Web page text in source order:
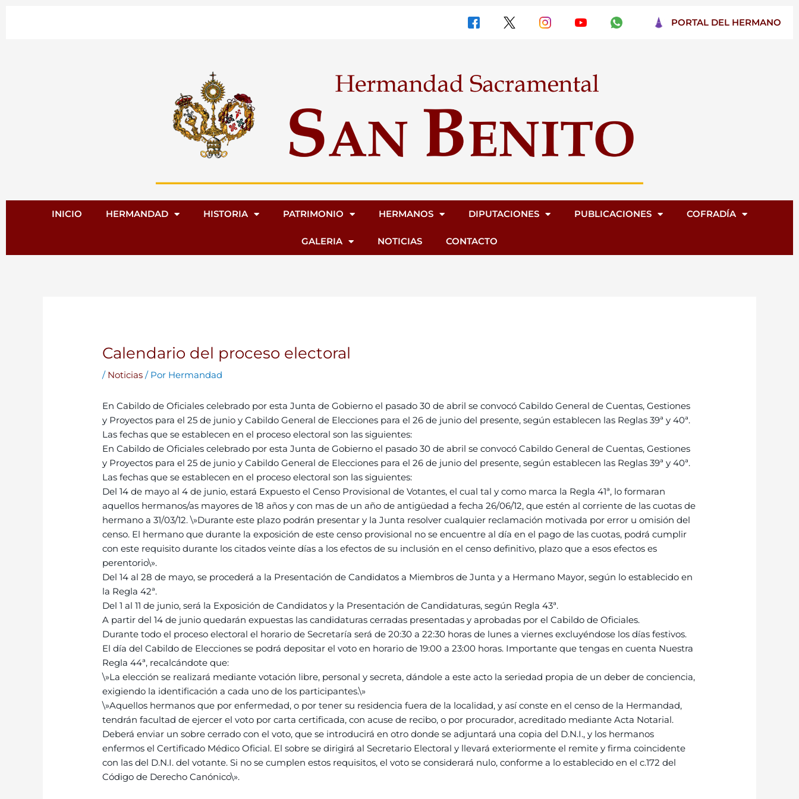
PORTAL DEL HERMANO
INICIO HERMANDAD HISTORIA PATRIMONIO HERMANOS DIPUTACIONES PUBLICACIONES COFRADÍA
GALERIA NOTICIAS CONTACTO
Calendario del proceso electoral
/ Noticias / Por Hermandad
En Cabildo de Oficiales celebrado por esta Junta de Gobierno el pasado 30 de abril se convocó Cabildo General de Cuentas, Gestiones
y Proyectos para el 25 de junio y Cabildo General de Elecciones para el 26 de junio del presente, según establecen las Reglas 39ª y 40ª.
Las fechas que se establecen en el proceso electoral son las siguientes:
En Cabildo de Oficiales celebrado por esta Junta de Gobierno el pasado 30 de abril se convocó Cabildo General de Cuentas, Gestiones
y Proyectos para el 25 de junio y Cabildo General de Elecciones para el 26 de junio del presente, según establecen las Reglas 39ª y 40ª.
Las fechas que se establecen en el proceso electoral son las siguientes:
Del 14 de mayo al 4 de junio, estará Expuesto el Censo Provisional de Votantes, el cual tal y como marca la Regla 41ª, lo formaran
aquellos hermanos/as mayores de 18 años y con mas de un año de antigüedad a fecha 26/06/12, que estén al corriente de las cuotas de
hermano a 31/03/12. \»Durante este plazo podrán presentar y la Junta resolver cualquier reclamación motivada por error u omisión del
censo. El hermano que durante la exposición de este censo provisional no se encuentre al día en el pago de las cuotas, podrá cumplir
con este requisito durante los citados veinte días a los efectos de su inclusión en el censo definitivo, plazo que a esos efectos es
perentorio\».
Del 14 al 28 de mayo, se procederá a la Presentación de Candidatos a Miembros de Junta y a Hermano Mayor, según lo establecido en
la Regla 42ª.
Del 1 al 11 de junio, será la Exposición de Candidatos y la Presentación de Candidaturas, según Regla 43ª.
A partir del 14 de junio quedarán expuestas las candidaturas cerradas presentadas y aprobadas por el Cabildo de Oficiales.
Durante todo el proceso electoral el horario de Secretaría será de 20:30 a 22:30 horas de lunes a viernes excluyéndose los días festivos.
El día del Cabildo de Elecciones se podrá depositar el voto en horario de 19:00 a 23:00 horas. Importante que tengas en cuenta Nuestra
Regla 44ª, recalcándote que:
\»La elección se realizará mediante votación libre, personal y secreta, dándole a este acto la seriedad propia de un deber de conciencia,
exigiendo la identificación a cada uno de los participantes.\»
\»Aquellos hermanos que por enfermedad, o por tener su residencia fuera de la localidad, y así conste en el censo de la Hermandad,
tendrán facultad de ejercer el voto por carta certificada, con acuse de recibo, o por procurador, acreditado mediante Acta Notarial.
Deberá enviar un sobre cerrado con el voto, que se introducirá en otro donde se adjuntará una copia del D.N.I., y los hermanos
enfermos el Certificado Médico Oficial. El sobre se dirigirá al Secretario Electoral y llevará exteriormente el remite y firma coincidente
con las del D.N.I. del votante. Si no se cumplen estos requisitos, el voto se considerará nulo, conforme a lo establecido en el c.172 del
Código de Derecho Canónico\».